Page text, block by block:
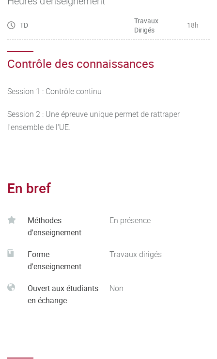
TD
Travaux
Dirigés
18h
Contrôle des connaissances
Session 1 : Contrôle continu
Session 2 : Une épreuve unique permet de rattraper
l'ensemble de l'UE.
En bref
Méthodes
d'enseignement
En présence
Forme
d'enseignement
Travaux dirigés
Ouvert aux étudiants
en échange
Non